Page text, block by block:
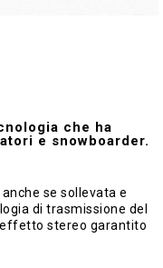
che ha
e snowboarder.
se sollevata e
di trasmissione del
stereo garantito